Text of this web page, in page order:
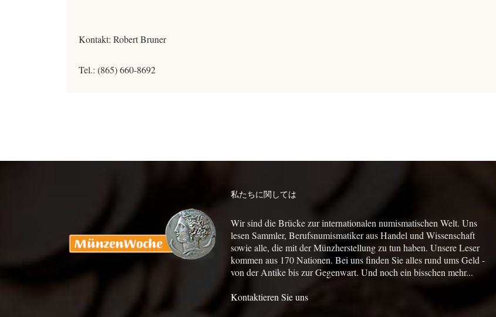
Kontakt: Robert Bruner
Tel.: (865) 660-8692
私たちに関しては
Wir sind die Brücke zur internationalen numismatischen Welt. Uns
lesen Sammler, Berufsnumismatiker aus Handel und Wissenschaft
sowie alle, die mit der Münzherstellung zu tun haben. Unsere Leser
kommen aus 170 Nationen. Bei uns finden Sie alles rund ums Geld -
von der Antike bis zur Gegenwart. Und noch ein bisschen mehr...
Kontaktieren Sie uns